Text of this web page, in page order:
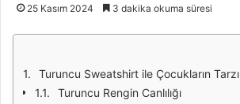
25 Kasım 2024 3 dakika okuma süresi
Turuncu Sweatshirt ile Çocukların Tarzı
Turuncu Rengin Canlılığı